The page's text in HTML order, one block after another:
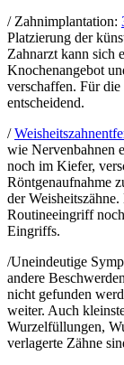
/ Zahnimplantation:
Platzierung der
Zahnarzt kann sich
Knochenangebot
verschaffen. Für
entscheidend.
/
wie Nervenbahnen
noch im Kiefer,
Röntgenaufnahme
der
Routineeingriff
Eingriffs.
/Uneindeutige
andere
nicht gefunden
weiter. Auch
Wurzelfüllungen,
verlagerte Zähne